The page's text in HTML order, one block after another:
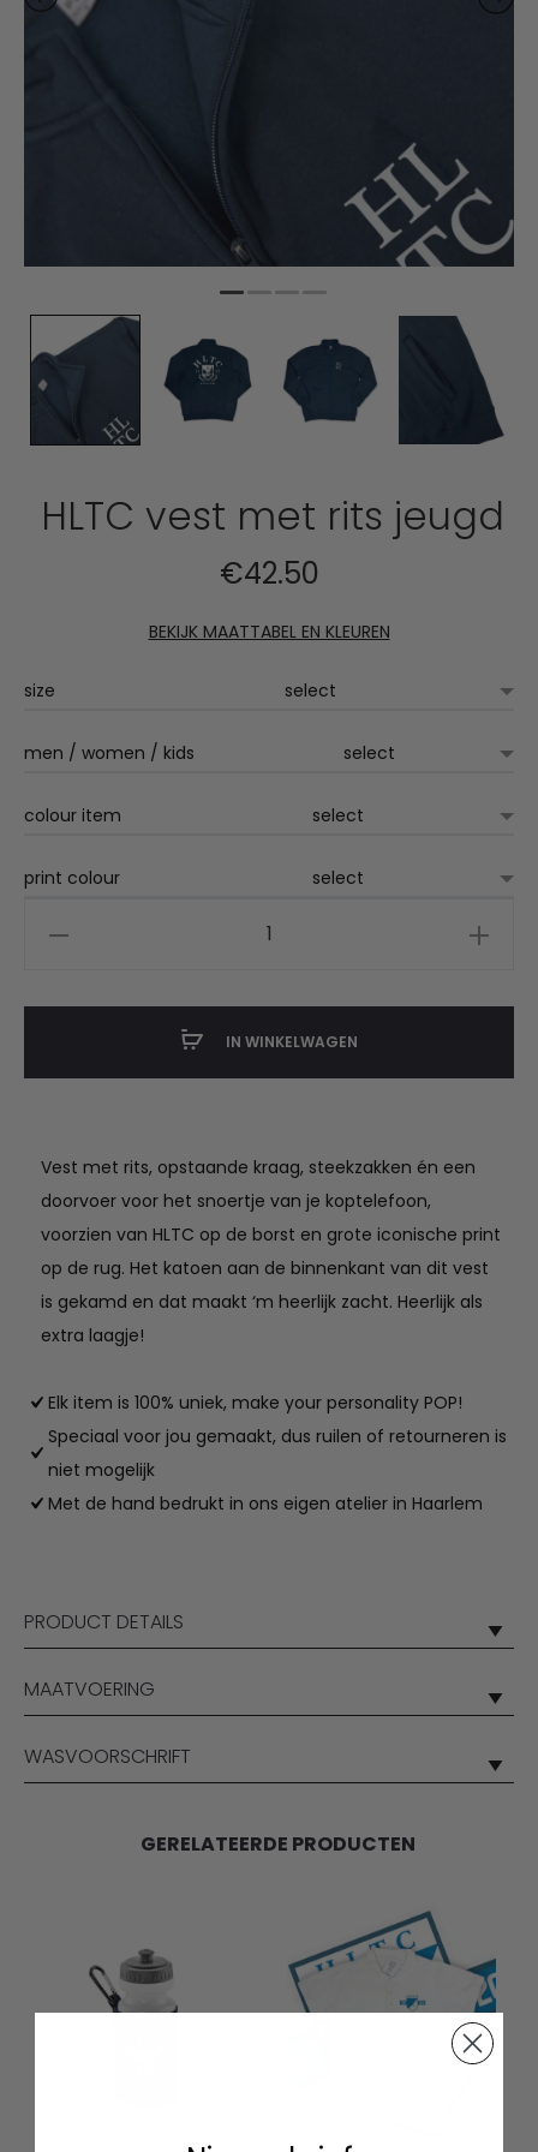
HLTC vest met rits jeugd
Vest met rits, opstaande kraag, steekzakken én een
doorvoer voor het snoertje van je koptelefoon,
voorzien van HLTC op de borst en grote iconische print
op de rug. Het katoen aan de binnenkant van dit vest
is gekamd en dat maakt ‘m heerlijk zacht. Heerlijk als
extra laagje!
€42.50
Elk item is 100% uniek, make your personality POP!
Speciaal voor jou gemaakt, dus ruilen of retourneren is
niet mogelijk
Met de hand bedrukt in ons eigen atelier in Haarlem
BEKIJK MAATTABEL EN KLEUREN
size
men / women / kids
colour item
print colour
IN WINKELWAGEN
PRODUCT DETAILS
MAATVOERING
WASVOORSCHRIFT
GERELATEERDE PRODUCTEN